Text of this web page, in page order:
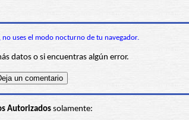
no uses el modo nocturno de tu navegador.
datos o si encuentras algún error.
Autorizadossolamente: